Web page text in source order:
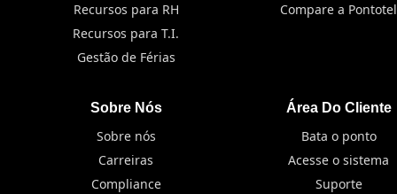
Recursos para RH
Recursos para T.I.
Gestão de Férias
Compare a Pontotel
Sobre Nós
Sobre nós
Carreiras
Compliance
Área Do Cliente
Bata o ponto
Acesse o sistema
Suporte